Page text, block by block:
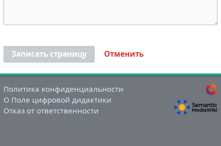
Записать страницу Отменить
Политика конфиденциальности
О Поле цифровой дидактики
Отказ от ответственности